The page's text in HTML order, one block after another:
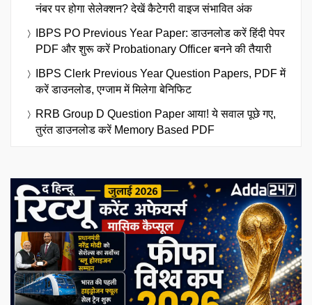
नंबर पर होगा सेलेक्शन? देखें कैटेगरी वाइज संभावित अंक
IBPS PO Previous Year Paper: डाउनलोड करें हिंदी पेपर
PDF और शुरू करें Probationary Officer बनने की तैयारी
IBPS Clerk Previous Year Question Papers, PDF में
करें डाउनलोड, एग्जाम में मिलेगा बेनिफिट
RRB Group D Question Paper आया! ये सवाल पूछे गए,
तुरंत डाउनलोड करें Memory Based PDF